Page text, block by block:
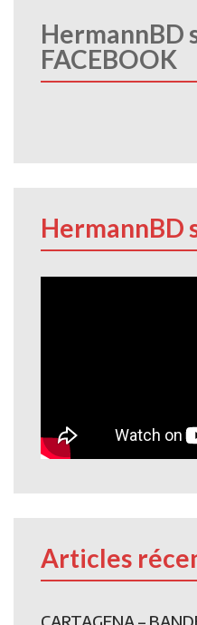
HermannBD
FACEBOOK
HermannBD
Articles